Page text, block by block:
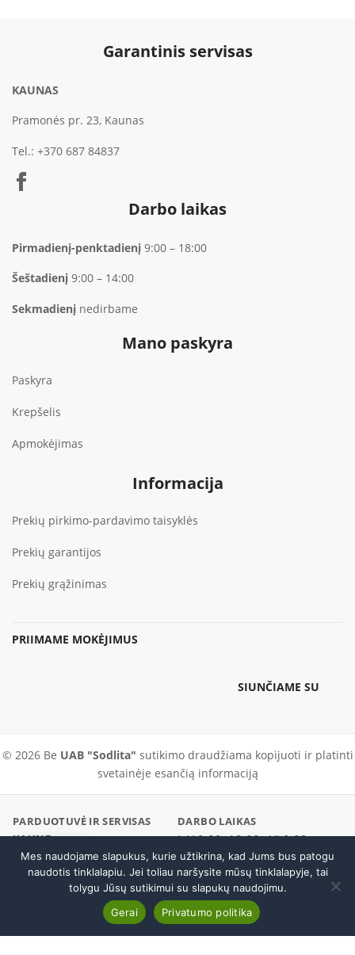
Garantinis servisas
KAUNAS
Pramonės pr. 23, Kaunas
Tel.: +370 687 84837
Darbo laikas
Pirmadienį-penktadienį 9:00 – 18:00
Šeštadienį 9:00 – 14:00
Sekmadienį nedirbame
Mano paskyra
Paskyra
Krepšelis
Apmokėjimas
Informacija
Prekių pirkimo-pardavimo taisyklės
Prekių garantijos
Prekių grąžinimas
PRIIMAME MOKĖJIMUS
SIUNČIAME SU
© 2026 Be UAB "Sodlita" sutikimo draudžiama kopijuoti ir platinti
svetainėje esančią informaciją
PARDUOTUVĖ IR SERVISAS
KAUNE
Pramonės pr. 23, Kaunas
DARBO LAIKAS
I–V 9:00–18:00 · VI 9:00–
14:00
PARDUOTUVĖ / SERVISAS
+370 37 456296
EL. PARDUOTUVĖ
+370 600 19186
Skambinti
Atsisakyti sutarties
Grandinė STIHL .⅜'' 1.1 50 35 cm.
Mes naudojame slapukus, kurie užtikrina, kad Jums bus patogu
naudotis tinklalapiu. Jei toliau naršysite mūsų tinklalapyje, tai
tolygu Jūsų sutikimui su slapukų naudojimu.
Gerai
Privatumo politika